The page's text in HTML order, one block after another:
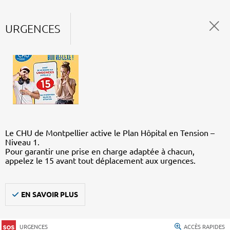
URGENCES
Le CHU de Montpellier active le Plan Hôpital en Tension –
Niveau 1.
Pour garantir une prise en charge adaptée à chacun,
appelez le 15 avant tout déplacement aux urgences.
EN SAVOIR PLUS
URGENCES ACCÈS RAPIDES